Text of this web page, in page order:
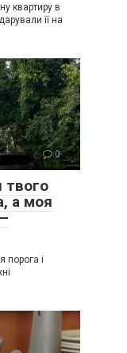
квартиру в
її на
0
твого
а моя
порога і